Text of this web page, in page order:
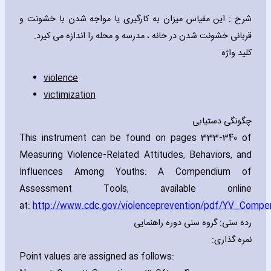
شرح : این مقیاس میزان به کارگیری یا مواجه شدن با خشونت و
قربانی خشونت شدن در خانه ، مدرسه و محله را اندازه می کیرد.
کلید واژه
violence
victimization
چگونگی دستیابی
This instrument can be found on pages 333-340 of
Measuring Violence-Related Attitudes‚ Behaviors‚ and
Influences Among Youths: A Compendium of
Assessment Tools‚ available online
at: http://www.cdc.gov/violenceprevention/pdf/
رده سنی: گروه سنی دوره راهنمایی
نمره گذاری:
Point values are assigned as follows: